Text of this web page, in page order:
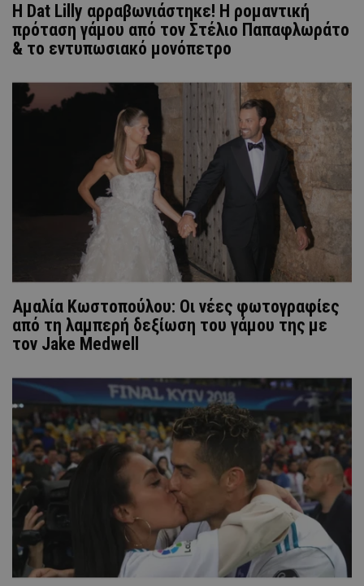
Η Dat Lilly αρραβωνιάστηκε! Η ρομαντική
πρόταση γάμου από τον Στέλιο Παπαφλωράτο
& το εντυπωσιακό μονόπετρο
Αμαλία Κωστοπούλου: Οι νέες φωτογραφίες
από τη λαμπερή δεξίωση του γάμου της με
τον Jake Medwell